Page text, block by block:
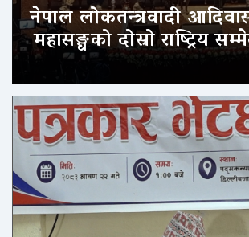
नेपाल लोकतन्त्रवादी
महासङ्घको दोस्रो राष्ट्रिय